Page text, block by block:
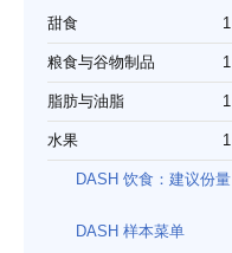
甜食 1
粮食与谷物制品 1
脂肪与油脂 1
水果 1
DASH 饮食：建议份量
DASH 样本菜单